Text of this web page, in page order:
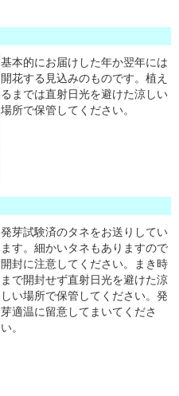
基本的にお届けした年か翌年には
開花する見込みのものです。植え
るまでは直射日光を避けた涼しい
場所で保管してください。
発芽試験済のタネをお送りしてい
ます。細かいタネもありますので
開封に注意してください。まき時
まで開封せず直射日光を避けた涼
しい場所で保管してください。発
芽適温に留意してまいてくださ
い。